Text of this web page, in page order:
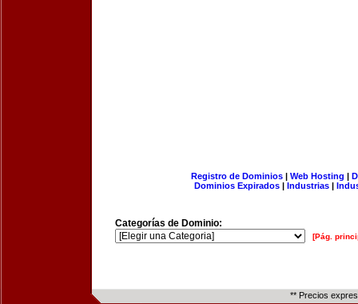
Registro de Dominios| Web Hosting |
Dominios Expirados | Industrias |
Categorías de Dominio:
[Pág.
** Precios